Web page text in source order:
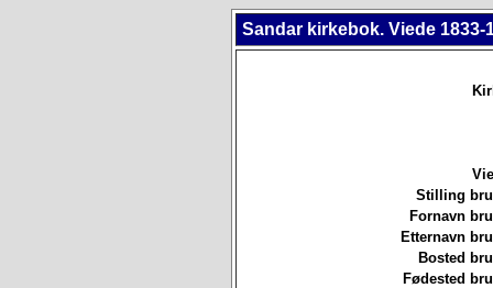
Sandar kirkebok. Viede 1833-
Stilling
Fornavn
Etternavn
Bosted
Fødested